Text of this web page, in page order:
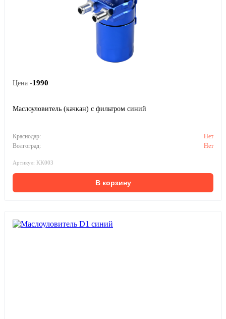
Цена -1990
Маслоуловитель (качкан) с фильтром синий
Краснодар:
Нет
Волгоград:
Нет
Артикул: KK003
В корзину